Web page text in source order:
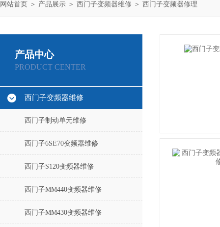
网站首页 ＞ 产品展示 ＞ 西门子变频器维修 ＞ 西门子变频器修理
产品中心
PRODUCT CENTER
西门子变频器维修
西门子制动单元维修
西门子6SE70变频器维修
西门子S120变频器维修
西门子MM440变频器维修
西门子MM430变频器维修